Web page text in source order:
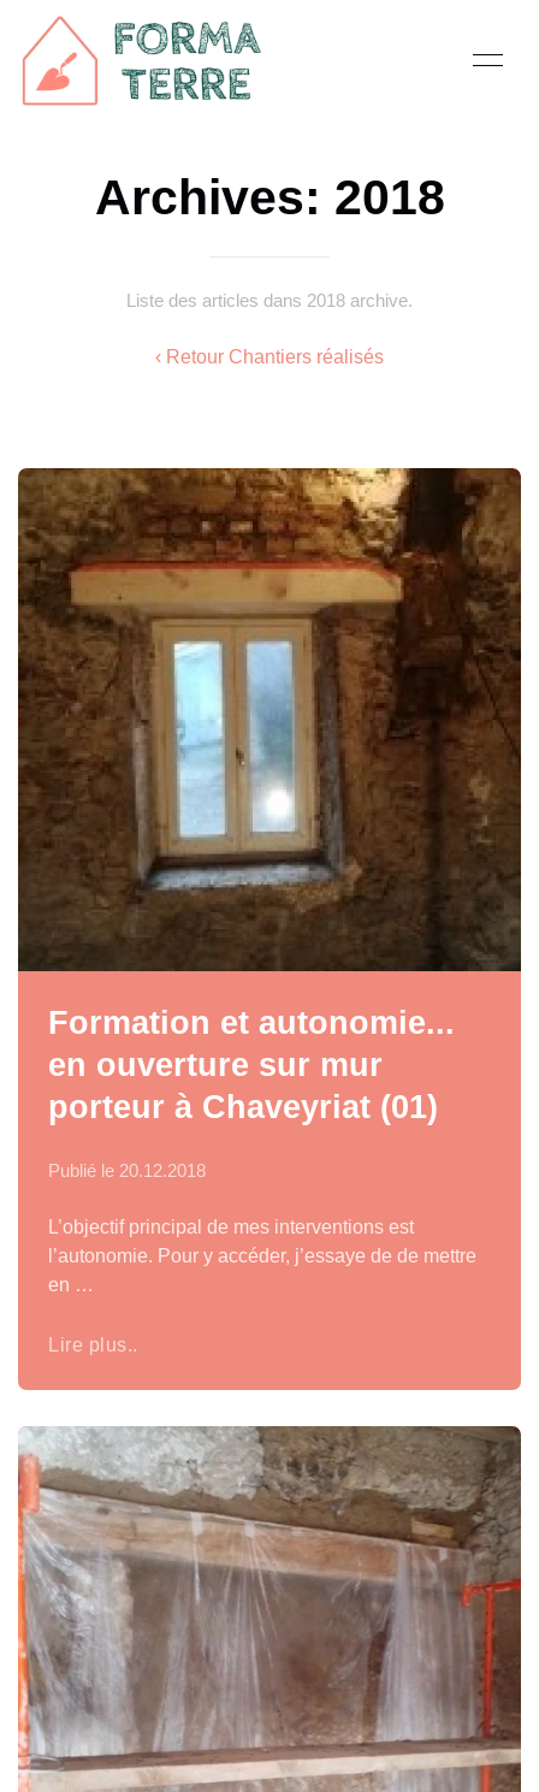
Archives: 2018
Liste des articles dans 2018 archive.
‹ Retour Chantiers réalisés
Formation et autonomie...
en ouverture sur mur
porteur à Chaveyriat (01)
Publié le 20.12.2018
L’objectif principal de mes interventions est
l’autonomie. Pour y accéder, j’essaye de de mettre
en …
Lire plus..